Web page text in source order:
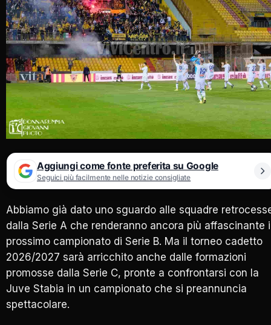
Aggiungi come fonte preferita su Google
Seguici più facilmente nelle notizie consigliate
Abbiamo già dato uno sguardo alle squadre
dalla Serie A che renderanno ancora più affascinante
prossimo campionato di Serie B. Ma il torneo cadetto
2026/2027 sarà arricchito anche dalle formazioni
promosse dalla Serie C, pronte a confrontarsi con la
Juve Stabia in un campionato che si preannuncia
spettacolare.